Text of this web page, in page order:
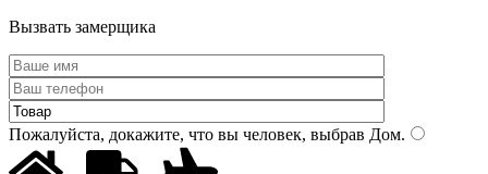
Вызвать замерщика
Пожалуйста, докажите, что вы человек, выбрав Дом.